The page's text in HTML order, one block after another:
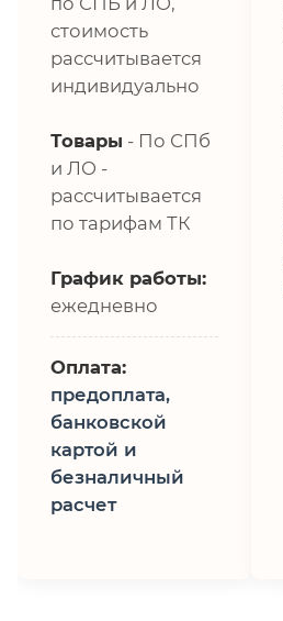
стоимость
рассчитывается
индивидуально
Товары - По СПб
и ЛО -
рассчитывается
по тарифам ТК
График работы:
ежедневно
Оплата:
предоплата,
банковской
картой и
безналичный
расчет